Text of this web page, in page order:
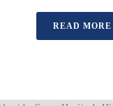
READ MORE